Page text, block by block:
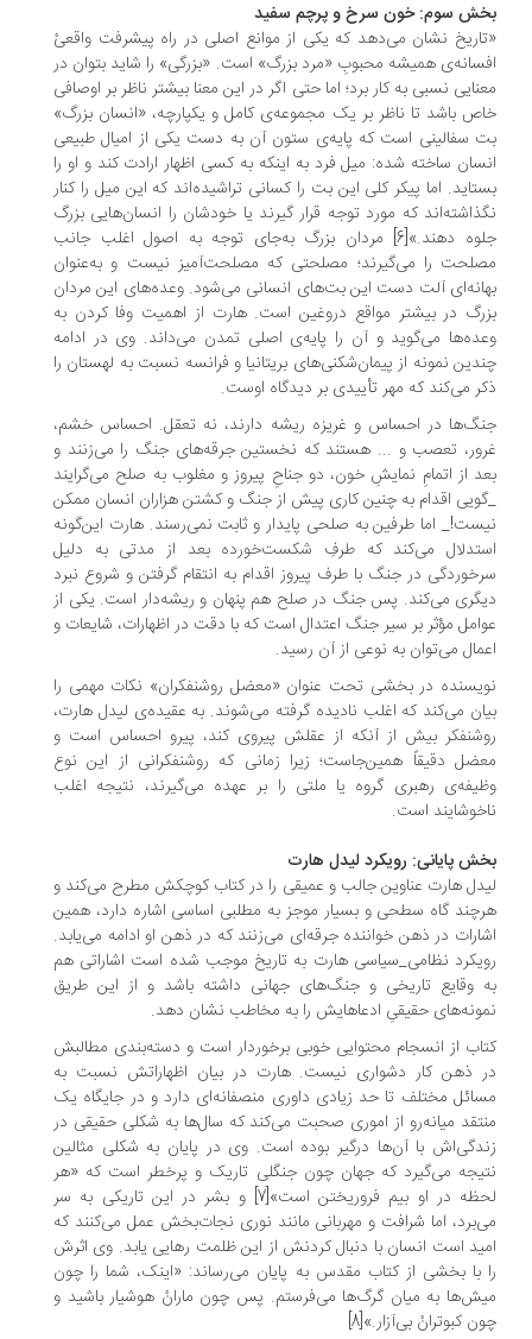
سوم: خون سرخ و پرچم سفید
نشان می‌دهد که یکی از موانع اصلی در راه پیشرفت واقعیْ
همیشه محبوبِ «مرد بزرگ» است. «بزرگی» را شاید بتوان در
نسبی به کار برد؛ اما حتی اگر در این معنا بیشتر ناظر بر اوصافی
باشد تا ناظر بر یک مجموعه‌ی کامل و یکپارچه، «انسان بزرگ»
سفالینی است که پایه‌ی ستون آن به‌ دست یکی از امیال طبیعی
ساخته شده: میل فرد به اینکه به کسی اظهار ارادت کند و او را
اما پیکر کلی این بت را کسانی تراشیده‌اند که این میل را کنار
که مورد توجه قرار گیرند یا خودشان را انسان‌هایی بزرگ
جلوه دهند.»[6] مردان بزرگ به‌جای توجه به اصول اغلب جانب
را می‌گیرند؛ مصلحتی که مصلحت‌آمیز نیست و به‌عنوان
آلت دست این بت‌های انسانی می‌شود. وعده‌های این مردان
در بیشتر مواقع دروغین است. هارت از اهمیت وفا کردن به
می‌گوید و آن را پایه‌ی اصلی تمدن می‌داند. وی در ادامه
نمونه از پیمان‌شکنی‌های بریتانیا و فرانسه نسبت به لهستان را
می‌کند که مهر تأییدی بر دیدگاه اوست.
در احساس و غریزه ریشه دارند، نه تعقل. احساس خشم،
تعصب و ... هستند که نخستین جرقه‌های جنگ را می‌زنند و
از اتمامِ نمایشِ خون، دو جناحِ پیروز و مغلوب به صلح می‌گرایند
اقدام به چنین کاری پیش از جنگ و کشتن هزاران انسان ممکن
اما طرفین به صلحی پایدار و ثابت نمی‌رسند. هارت این‌گونه
می‌کند که طرفِ شکست‌خورده بعد از مدتی به دلیل
در جنگ با طرف پیروز اقدام به انتقام گرفتن و شروع نبرد
می‌کند. پس جنگ در صلح هم پنهان و ریشه‌دار است. یکی از
مؤثر بر سیر جنگ اعتدال است که با دقت در اظهارات، شایعات و
می‌توان به نوعی از آن رسید.
در بخشی تحت عنوان «معضل روشنفکران» نکات مهمی را
می‌کند که اغلب نادیده گرفته می‌شوند. به عقیده‌ی لیدل هارت،
بیش از آنکه از عقلش پیروی کند، پیرو احساس است و
دقیقاً همین‌جاست؛ زیرا زمانی که روشنفکرانی از این نوع
رهبری گروه یا ملتی را بر عهده می‌گیرند، نتیجه اغلب
است.
پایانی: رویکرد لیدل هارت
هارت عناوین جالب و عمیقی را در کتاب کوچکش مطرح می‌کند و
گاه سطحی و بسیار موجز به مطلبی اساسی اشاره دارد، همین
در ذهن خواننده جرقه‌ای می‌زنند که در ذهن او ادامه می‌یابد.
نظامی_سیاسی هارت به تاریخ موجب شده است اشاراتی هم
وقایع تاریخی و جنگ‌های جهانی داشته باشد و از این طریق
حقیقیِ ادعاهایش را به مخاطب نشان دهد.
از انسجام محتوایی خوبی برخوردار است و دسته‌بندی مطالبش
ذهن کار دشواری نیست. هارت در بیان اظهاراتش نسبت به
مختلف تا حد زیادی داوری منصفانه‌ای دارد و در جایگاه یک
میانه‌رو از اموری صحبت می‌کند که سال‌ها به شکلی حقیقی در
با آن‌ها درگیر بوده است. وی در پایان به شکلی مثالین
می‌گیرد که جهان چون جنگلی تاریک و پرخطر است که «هر
لحظه در او بیم فروریختن است»[7] و بشر در این تاریکی به سر
اما شرافت و مهربانی مانند نوری نجات‌بخش عمل می‌کنند که
است انسان با دنبال کردنش از این ظلمت رهایی یابد. وی اثرش
با بخشی از کتاب مقدس به پایان می‌رساند: «اینک، شما را چون
به میان گرگ‌ها می‌فرستم. پس چون مارانْ هوشیار باشید و
کبوترانْ بی‌آزار.»[8]